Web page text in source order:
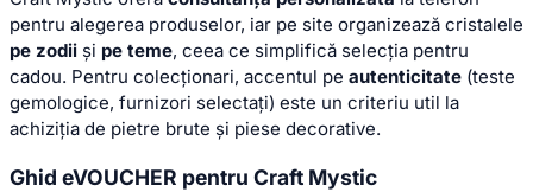
pentru alegerea produselor, iar pe site organizează cristalele
pe zodii și pe teme, ceea ce simplifică selecția pentru
cadou. Pentru colecționari, accentul pe autenticitate (teste
gemologice, furnizori selectați) este un criteriu util la
achiziția de pietre brute și piese decorative.
Ghid eVOUCHER pentru Craft Mystic